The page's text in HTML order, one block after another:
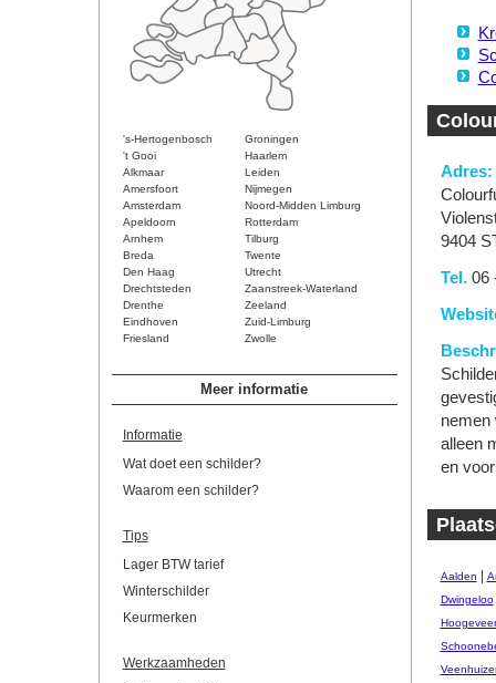
's-Hertogenbosch
Groningen
't Gooi
Haarlem
Alkmaar
Leiden
Amersfoort
Nijmegen
Amsterdam
Noord-Midden Limburg
Apeldoorn
Rotterdam
Arnhem
Tilburg
Breda
Twente
Den Haag
Utrecht
Drechtsteden
Zaanstreek-Waterland
Drenthe
Zeeland
Eindhoven
Zuid-Limburg
Friesland
Zwolle
Meer informatie
Informatie
Wat doet een schilder?
Waarom een schilder?
Tips
Lager BTW tarief
Winterschilder
Keurmerken
Werkzaamheden
Adres:
9404
Tel.06
nemen
alleen
en
Aalden
Dwingeloo